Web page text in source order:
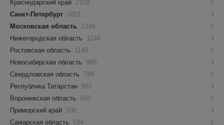
Краснодарский край 2109
Санкт-Петербург 1801
Московская область 1348
Нижегородская область
1244
Ростовская область
1149
Новосибирская область
980
Свердловская область
789
Республика Татарстан 687
Воронежская область
603
Приморский край 598
Самарская область
594